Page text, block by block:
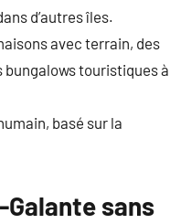
d’autres îles.
avec terrain, des
touristiques à
basé sur la
Galante sans